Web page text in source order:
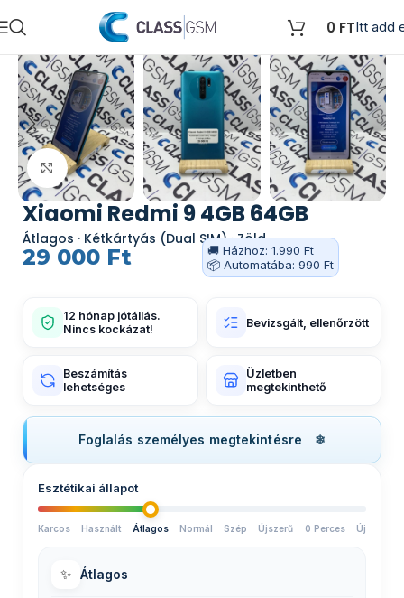
0 FTItt add
Kattints a nagyításhoz
Xiaomi Redmi 9 4GB 64GB
Átlagos · Kétkártyás (Dual SIM) · Zöld
29 000 Ft
🚚 Házhoz: 1.990 Ft
📦 Automatába: 990 Ft
12 hónap jótállás.
Nincs kockázat!
Bevizsgált, ellenőrzött
Beszámítás
lehetséges
Üzletben
megtekinthető
Foglalás személyes megtekintésre
Esztétikai állapot
Karcos Használt Átlagos Normál Szép Újszerű 0 Perces Új
✨ Átlagos